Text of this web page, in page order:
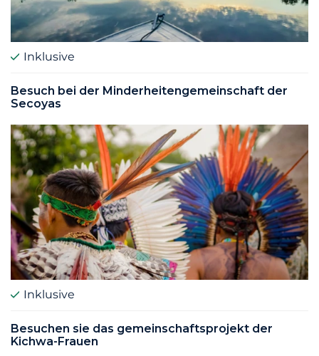
Inklusive
Besuch bei der Minderheitengemeinschaft der
Secoyas
Inklusive
Besuchen sie das gemeinschaftsprojekt der
Kichwa-Frauen